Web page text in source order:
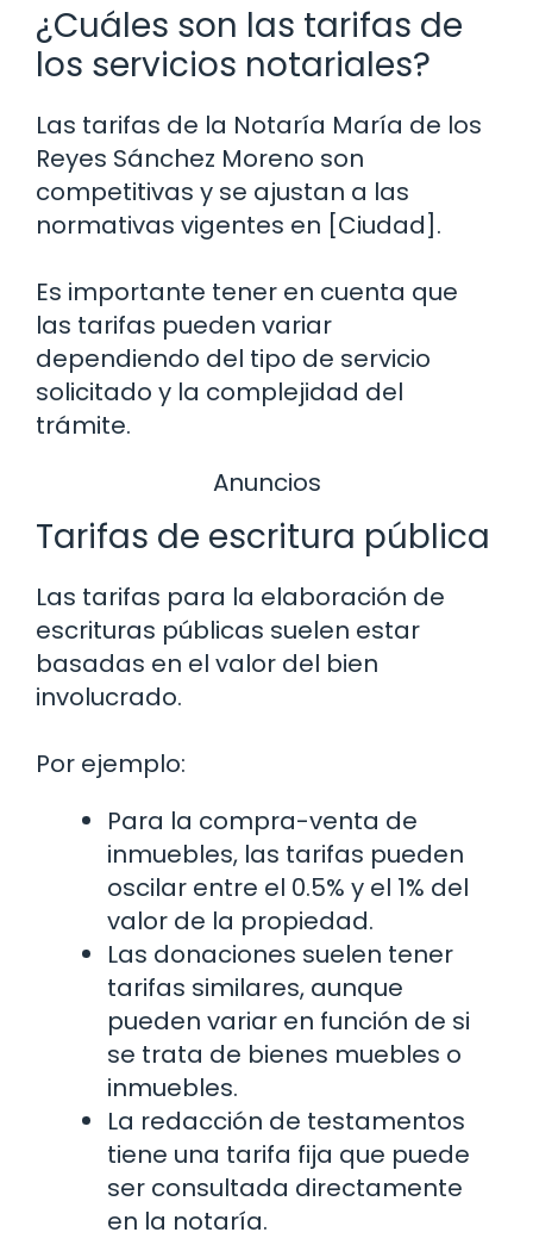
¿Cuáles son las tarifas de
los servicios notariales?
Las tarifas de la Notaría María de los
Reyes Sánchez Moreno son
competitivas y se ajustan a las
normativas vigentes en [Ciudad].
Es importante tener en cuenta que
las tarifas pueden variar
dependiendo del tipo de servicio
solicitado y la complejidad del
trámite.
Anuncios
Tarifas de escritura pública
Las tarifas para la elaboración de
escrituras públicas suelen estar
basadas en el valor del bien
involucrado.
Por ejemplo:
Para la compra-venta de
inmuebles, las tarifas pueden
oscilar entre el 0.5% y el 1% del
valor de la propiedad.
Las donaciones suelen tener
tarifas similares, aunque
pueden variar en función de si
se trata de bienes muebles o
inmuebles.
La redacción de testamentos
tiene una tarifa fija que puede
ser consultada directamente
en la notaría.